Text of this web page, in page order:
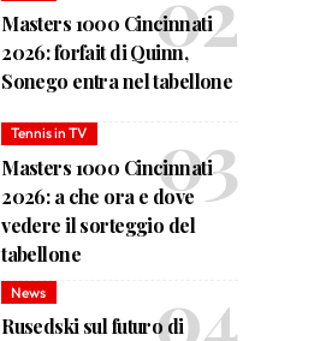
Masters 1000 Cincinnati
2026: forfait di Quinn,
Sonego entra nel tabellone
Tennis in TV
Masters 1000 Cincinnati
2026: a che ora e dove
vedere il sorteggio del
tabellone
News
Rusedski sul futuro di